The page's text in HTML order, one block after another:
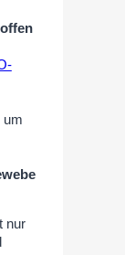
um
nur